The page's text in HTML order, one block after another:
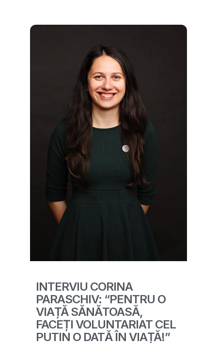
INTERVIU CORINA
PARASCHIV: “PENTRU O
VIAȚĂ SĂNĂTOASĂ,
FACEȚI VOLUNTARIAT CEL
PUTIN O DATĂ ÎN VIAȚĂ!”